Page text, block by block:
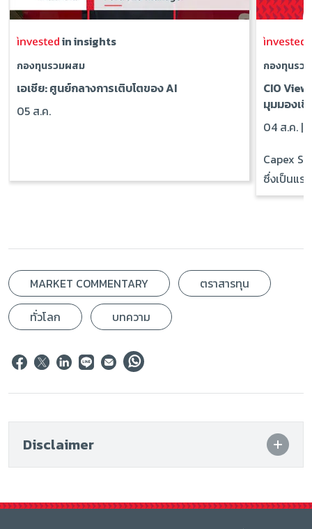
in insights
กองทุนรวมผสม
เอเชีย: ศูนย์กลางการเติบโตของ AI
05 ส.ค.
กองทุนรว
CIO
มุมมองเชิ
04 ส.ค. |
Capex
ซึ่งเป็นแร
MARKET COMMENTARY
ตราสารทุน
ทั่วโลก
บทความ
Disclaimer